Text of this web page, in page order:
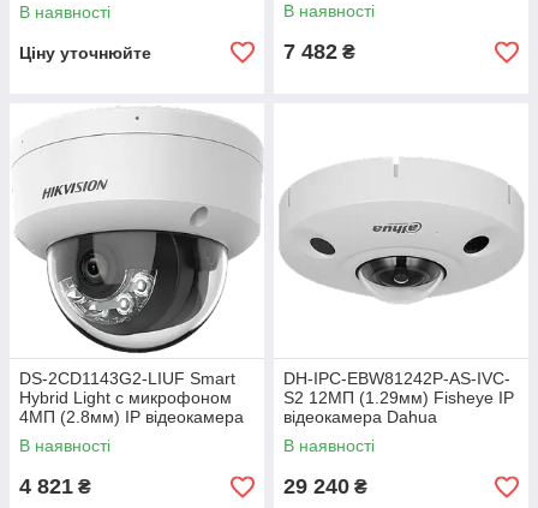
В наявності
Ціну уточнюйте
В наявності
7 482 ₴
DS-2CD1143G2-LIUF Smart
Hybrid Light с микрофоном
4МП (2.8мм) IP відеокамера
Hikvision
В наявності
4 821 ₴
DH-IPC-EBW81242P-AS-IVC-
S2 12МП (1.29мм) Fisheye IP
відеокамера Dahua
В наявності
29 240 ₴